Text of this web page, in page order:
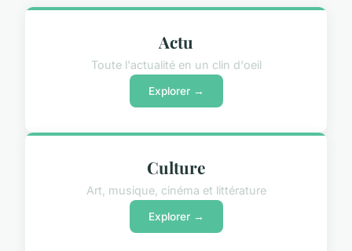
Actu
Toute l'actualité en un clin d'oeil
Explorer →
Culture
Art, musique, cinéma et littérature
Explorer →